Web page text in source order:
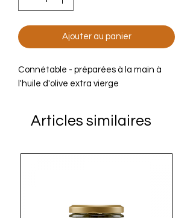
Articles similaires
Ajouter au panier
Connétable - préparées à la main à
l'huile d'olive extra vierge